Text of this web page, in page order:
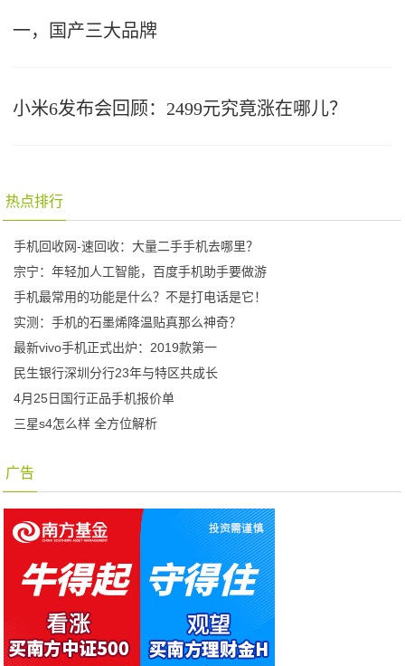
一，国产三大品牌
小米6发布会回顾：2499元究竟涨在哪儿？
热点排行
手机回收网-速回收：大量二手手机去哪里？
宗宁：年轻加人工智能，百度手机助手要做游
手机最常用的功能是什么？不是打电话是它！
实测：手机的石墨烯降温贴真那么神奇？
最新vivo手机正式出炉：2019款第一
民生银行深圳分行23年与特区共成长
4月25日国行正品手机报价单
三星s4怎么样 全方位解析
广告